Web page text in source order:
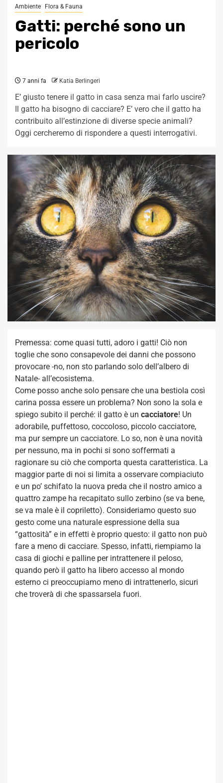
Ambiente Flora & Fauna
Gatti: perché sono un
pericolo
7 anni fa Katia Berlingeri
E’ giusto tenere il gatto in casa senza mai farlo uscire?
Il gatto ha bisogno di cacciare? E’ vero che il gatto ha
contribuito all’estinzione di diverse specie animali?
Oggi cercheremo di rispondere a questi interrogativi.
Premessa: come quasi tutti, adoro i gatti! Ciò non
toglie che sono consapevole dei danni che possono
provocare -no, non sto parlando solo dell’albero di
Natale- all’ecosistema.
Come posso anche solo pensare che una bestiola così
carina possa essere un problema? Non sono la sola e
spiego subito il perché: il gatto è un cacciatore! Un
adorabile, puffettoso, coccoloso, piccolo cacciatore,
ma pur sempre un cacciatore. Lo so, non è una novità
per nessuno, ma in pochi si sono soffermati a
ragionare su ciò che comporta questa caratteristica. La
maggior parte di noi si limita a osservare compiaciuto
e un po’ schifato la nuova preda che il nostro amico a
quattro zampe ha recapitato sullo zerbino (se va bene,
se va male è il copriletto). Consideriamo questo suo
gesto come una naturale espressione della sua
“gattosità” e in effetti è proprio questo: il gatto non può
fare a meno di cacciare. Spesso, infatti, riempiamo la
casa di giochi e palline per intrattenere il peloso,
quando però il gatto ha libero accesso al mondo
esterno ci preoccupiamo meno di intrattenerlo, sicuri
che troverà di che spassarsela fuori.